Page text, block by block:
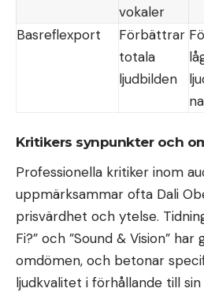
vokaler
Basreflexport
Förbättrar
totala
ljudbilden
Kritikers synpunkter och
Professionella kritiker inom
uppmärksammar ofta Dali
prisvärdhet och ytelse.
Fi?” och ”Sound & Vision”
omdömen, och betonar
ljudkvalitet i förhållande till